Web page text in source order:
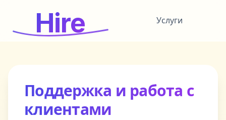
Hire Услуги
Поддержка и работа с
клиентами